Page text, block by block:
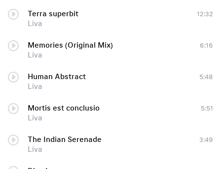
Terra superbit
Liva
12:32
Memories (Original Mix)
Liva
6:16
Human Abstract
Liva
5:48
Mortis est conclusio
Liva
5:51
The Indian Serenade
Liva
3:49